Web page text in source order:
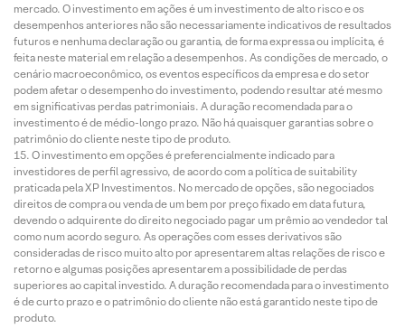
mercado. O investimento em ações é um investimento de alto risco e os
desempenhos anteriores não são necessariamente indicativos de resultados
futuros e nenhuma declaração ou garantia, de forma expressa ou implícita, é
feita neste material em relação a desempenhos. As condições de mercado, o
cenário macroeconômico, os eventos específicos da empresa e do setor
podem afetar o desempenho do investimento, podendo resultar até mesmo
em significativas perdas patrimoniais. A duração recomendada para o
investimento é de médio-longo prazo. Não há quaisquer garantias sobre o
patrimônio do cliente neste tipo de produto.
O investimento em opções é preferencialmente indicado para
investidores de perfil agressivo, de acordo com a política de suitability
praticada pela XP Investimentos. No mercado de opções, são negociados
direitos de compra ou venda de um bem por preço fixado em data futura,
devendo o adquirente do direito negociado pagar um prêmio ao vendedor tal
como num acordo seguro. As operações com esses derivativos são
consideradas de risco muito alto por apresentarem altas relações de risco e
retorno e algumas posições apresentarem a possibilidade de perdas
superiores ao capital investido. A duração recomendada para o investimento
é de curto prazo e o patrimônio do cliente não está garantido neste tipo de
produto.